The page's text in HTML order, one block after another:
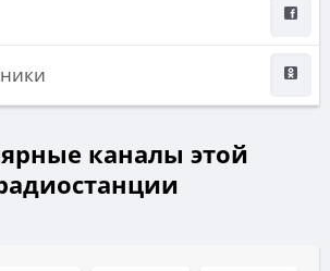
каналы этой